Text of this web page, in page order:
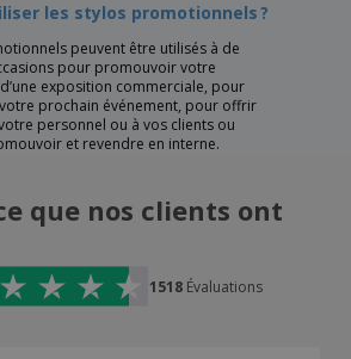
les stylos promotionnels ?
peuvent être utilisés à de
pour promouvoir votre
exposition commerciale, pour
prochain événement, pour offrir
personnel ou à vos clients ou
et revendre en interne.
que nos clients ont
1518 Évaluations